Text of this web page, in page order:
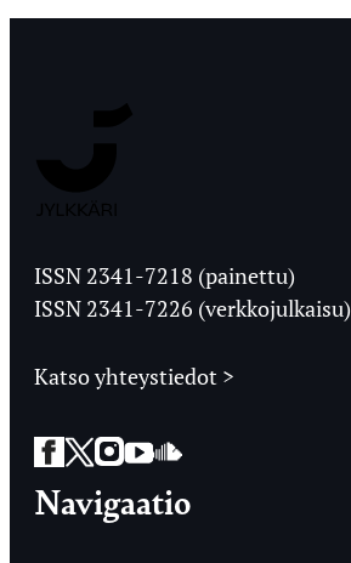
Ylioppilaslehti
ISSN 2341-7218 (painettu)
ISSN 2341-7226 (verkkojulkaisu)
Katso yhteystiedot >
Facebook
Twitter
Instagram
YouTube
SoundCloud
Navigaatio